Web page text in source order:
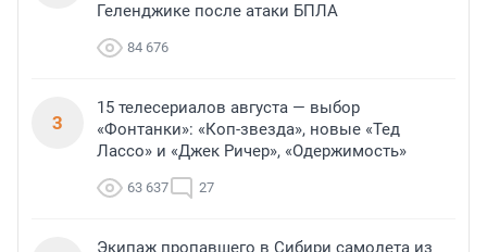
Геленджике после атаки БПЛА
84 676
3
15 телесериалов августа — выбор
«Фонтанки»: «Коп-звезда», новые «Тед
Лассо» и «Джек Ричер», «Одержимость»
63 637 27
Экипаж пропавшего в Сибири самолета из